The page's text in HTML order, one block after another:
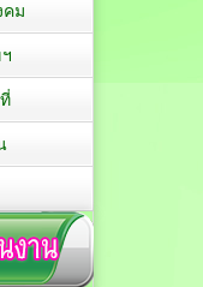
คม